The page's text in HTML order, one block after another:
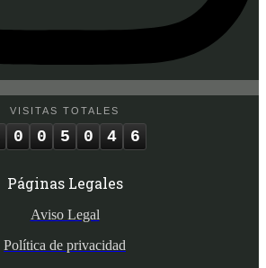
VISITAS TOTALES
0 0 5 0 4 6
Páginas Legales
Aviso Legal
Política de privacidad